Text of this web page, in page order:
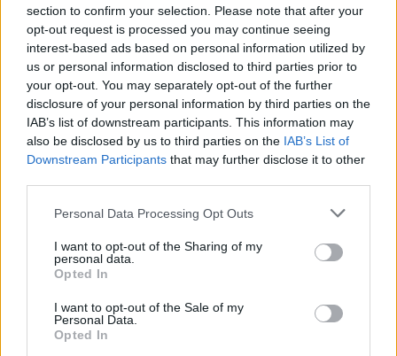
section to confirm your selection. Please note that after your
opt-out request is processed you may continue seeing
interest-based ads based on personal information utilized by
us or personal information disclosed to third parties prior to
your opt-out. You may separately opt-out of the further
disclosure of your personal information by third parties on the
IAB’s list of downstream participants. This information may
also be disclosed by us to third parties on the IAB’s List of
Downstream Participants that may further disclose it to other
Personal Data Processing Opt Outs
I want to opt-out of the Sharing of my
personal data.
Opted In
I want to opt-out of the Sale of my
Personal Data.
Opted In
ΤΕΛΕΥΤΑΙΑ ΝΕΑ
Κράτησε Οκόρο και για τη νέα σεζόν ο ΑΣΚ
7 Αυγούστου 2026, 11:35
Εργατικό Κέντρο Καρδίτσας: "Κάτω τα χέρια
Λάρισας"
7 Αυγούστου 2026, 11:20
Το Σάββατο 8 Αυγούστου η κηδεία του
7 Αυγούστου 2026, 11:17
Δίκτυο Αλληλεγγύης: "Λευτεριά στην